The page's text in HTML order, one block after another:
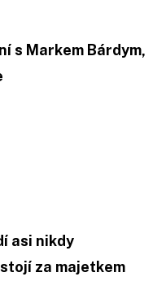
s Markem Bárdym,
asi nikdy
za majetkem